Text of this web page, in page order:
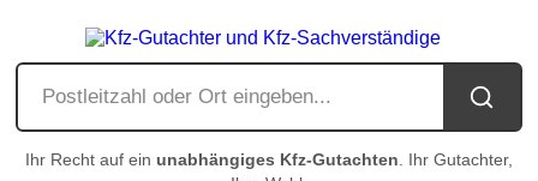
Ihr Recht auf ein unabhängiges Kfz-Gutachten . Ihr Gutachter,